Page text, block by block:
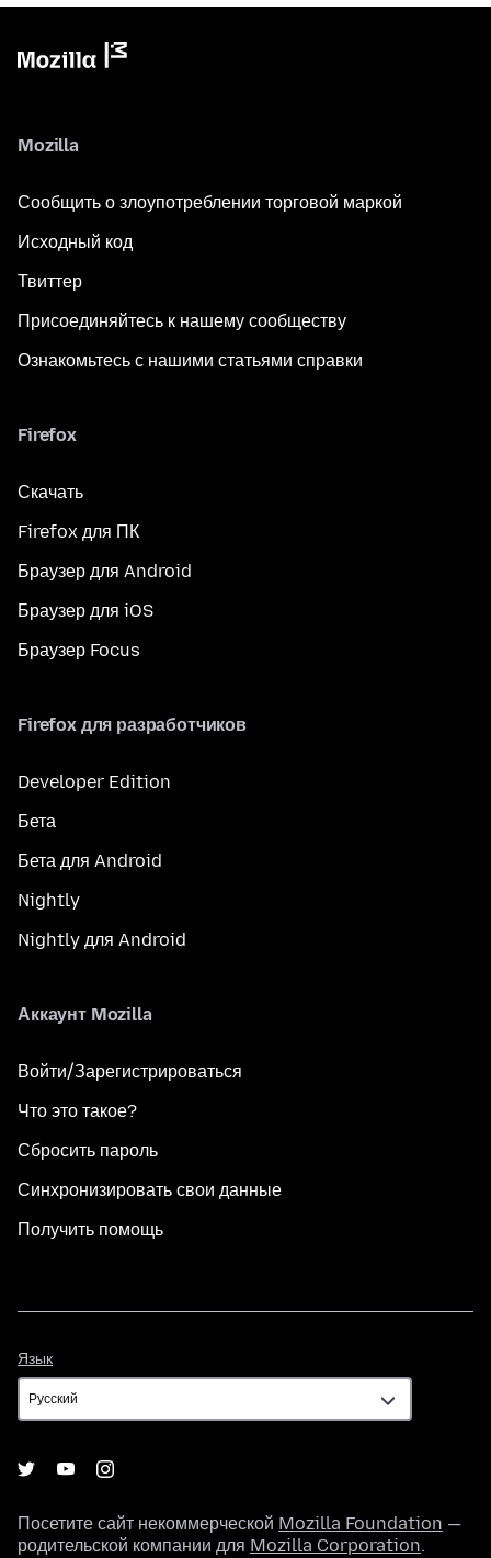
Mozilla
Сообщить о злоупотреблении торговой маркой
Исходный код
Твиттер
Присоединяйтесь к нашему сообществу
Ознакомьтесь с нашими статьями справки
Firefox
Скачать
Firefox для ПК
Браузер для Android
Браузер для iOS
Браузер Focus
Firefox для разработчиков
Developer Edition
Бета
Бета для Android
Nightly
Nightly для Android
Аккаунт Mozilla
Войти/Зарегистрироваться
Что это такое?
Сбросить пароль
Синхронизировать свои данные
Получить помощь
Язык
Посетите сайт некоммерческой Mozilla Foundation —
родительской компании для Mozilla Corporation.